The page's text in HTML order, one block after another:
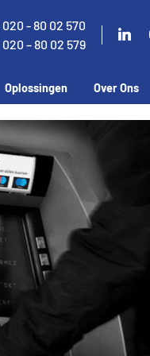
020 - 80 02 570
020 – 80 02 579
Oplossingen Over Ons